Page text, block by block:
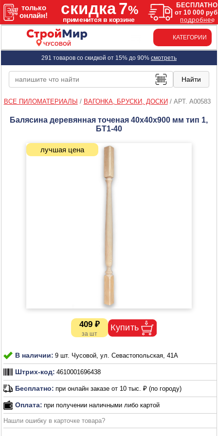
ЧУСОВОЙ
КАТЕГОРИИ
291 товаров со скидкой от 15% до 90% смотреть
ВСЕ ПИЛОМАТЕРИАЛЫ / ВАГОНКА, БРУСКИ, ДОСКИ / АРТ. A00583
Балясина деревянная точеная 40х40х900 мм тип 1,
БТ1-40
409 ₽
В наличии: 9 шт. Чусовой, ул. Севастопольская, 41А
Штрих-код: 4610001696438
Бесплатно: при онлайн заказе от 10 тыс. ₽ (по городу)
Оплата: при получении наличными либо картой
Нашли ошибку в карточке товара?